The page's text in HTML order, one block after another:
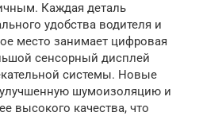
Каждая деталь
удобства водителя и
место занимает цифровая
сенсорный дисплей
системы. Новые
шумоизоляцию и
высокого качества, что